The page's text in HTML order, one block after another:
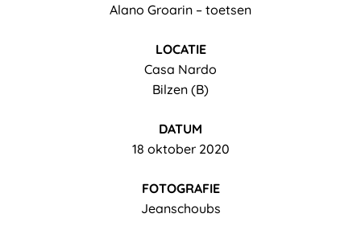
Alano Groarin – toetsen
LOCATIE
Casa Nardo
Bilzen (B)
DATUM
18 oktober 2020
FOTOGRAFIE
Jeanschoubs